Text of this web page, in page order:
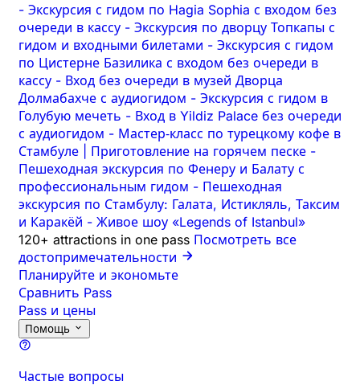
- Экскурсия с гидом по Hagia Sophia с входом без
очереди в кассу - Экскурсия по дворцу Топкапы с
гидом и входными билетами - Экскурсия с гидом
по Цистерне Базилика с входом без очереди в
кассу - Вход без очереди в музей Дворца
Долмабахче с аудиогидом - Экскурсия с гидом в
Голубую мечеть - Вход в Yildiz Palace без очереди
с аудиогидом - Мастер‑класс по турецкому кофе в
Стамбуле | Приготовление на горячем песке -
Пешеходная экскурсия по Фенеру и Балату с
профессиональным гидом - Пешеходная
экскурсия по Стамбулу: Галата, Истикляль, Таксим
и Каракёй - Живое шоу «Legends of Istanbul»
120+ attractions in one pass Посмотреть все
достопримечательности
Планируйте и экономьте
Сравнить Pass
Pass и цены
Помощь
Частые вопросы